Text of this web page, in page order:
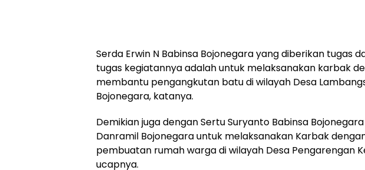
Serda Erwin N Babinsa Bojonegara yang diberikan tugas
tugas kegiatannya adalah untuk melaksanakan karbak
membantu pengangkutan batu di wilayah Desa
Bojonegara, katanya.
Demikian juga dengan Sertu Suryanto Babinsa
Danramil Bojonegara untuk melaksanakan Karbak
pembuatan rumah warga di wilayah Desa Pengarengan
ucapnya.